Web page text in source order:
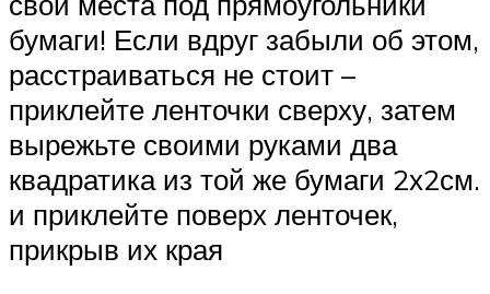
бумаги! Если вдруг забыли об этом,
расстраиваться не стоит –
приклейте ленточки сверху, затем
вырежьте своими руками два
квадратика из той же бумаги 2х2см.
и приклейте поверх ленточек,
прикрыв их края